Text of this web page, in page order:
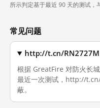
所示判定基于最近 90 天的测试，
常见问题
http://t.cn/RN2727M
根据 GreatFire 对防火长
最近一次测试，http://
蔽。